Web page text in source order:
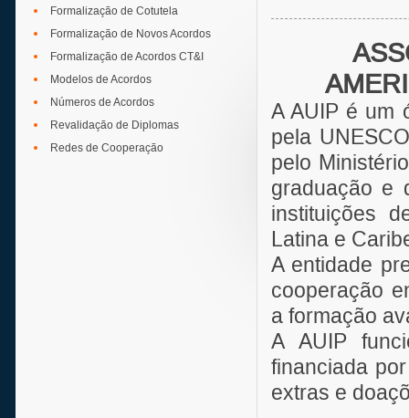
Formalização de Cotutela
Formalização de Novos Acordos
Formalização de Acordos CT&I
Modelos de Acordos
Números de Acordos
Revalidação de Diplomas
Redes de Cooperação
A AUIP é um
pela
pelo
graduação e
instituições
Latina e
A entidade
cooperação
a formação
A AUIP
financiada
extras e